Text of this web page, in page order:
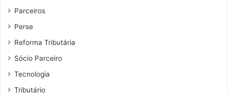
Parceiros
Perse
Reforma Tributária
Sócio Parceiro
Tecnologia
Tributário